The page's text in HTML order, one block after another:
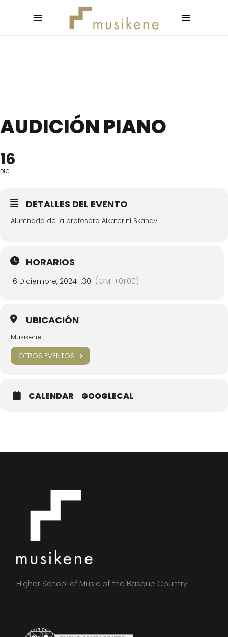
AUDICIÓN PIANO
16
DIC
DETALLES DEL EVENTO
Alumnado de la profesora Aikaterini Skanavi
HORARIOS
16 Diciembre, 202411:30 (GMT+01:00)
UBICACIÓN
Musikene
OTROS EVENTOS
CALENDAR GOOGLECAL
Higher School of Music of the Basque Country